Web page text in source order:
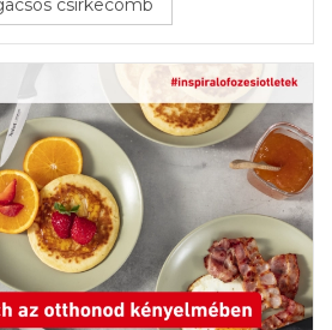
csirkecomb